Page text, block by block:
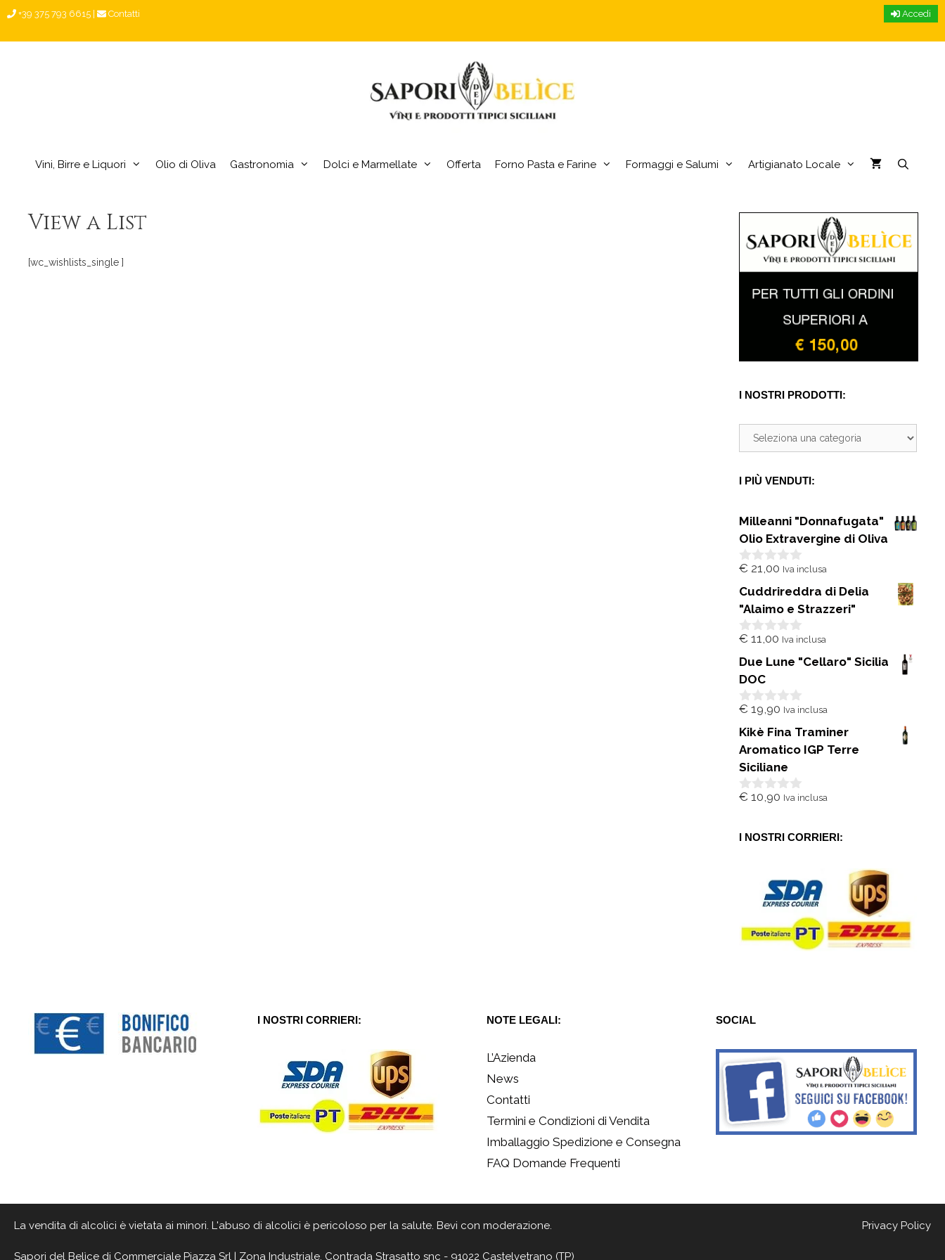
Accedi
+39 375 793 6615 Contatti
Vini, Birre e Liquori Olio di Oliva Gastronomia Dolci e Marmellate Offerta Forno Pasta e Farine Formaggi e Salumi Artigianato Locale
View a List
[wc_wishlists_single ]
I NOSTRI PRODOTTI:
I PIÙ VENDUTI:
Milleanni "Donnafugata"
Olio Extravergine di Oliva
0
u
5
€ 21,00 Iva inclusa
Cuddrireddra di Delia
"Alaimo e Strazzeri"
0
u
5
€ 11,00 Iva inclusa
Due Lune "Cellaro" Sicilia
DOC
0
u
5
€ 19,90 Iva inclusa
Kikè Fina Traminer
Aromatico IGP Terre
Siciliane
0
5
€ 10,90 Iva inclusa
I NOSTRI CORRIERI:
I NOSTRI CORRIERI: NOTE LEGALI:
L’Azienda
News
Contatti
Termini e Condizioni di Vendita
Imballaggio Spedizione e Consegna
FAQ Domande Frequenti
SOCIAL
Privacy Policy
La vendita di alcolici è vietata ai minori. L'abuso di alcolici è pericoloso per la salute. Bevi con moderazione.
Sapori del Belìce di Commerciale Piazza Srl | Zona Industriale, Contrada Strasatto snc - 91022 Castelvetrano (TP)